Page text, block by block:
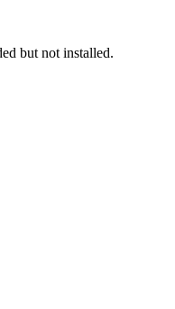
but not installed.